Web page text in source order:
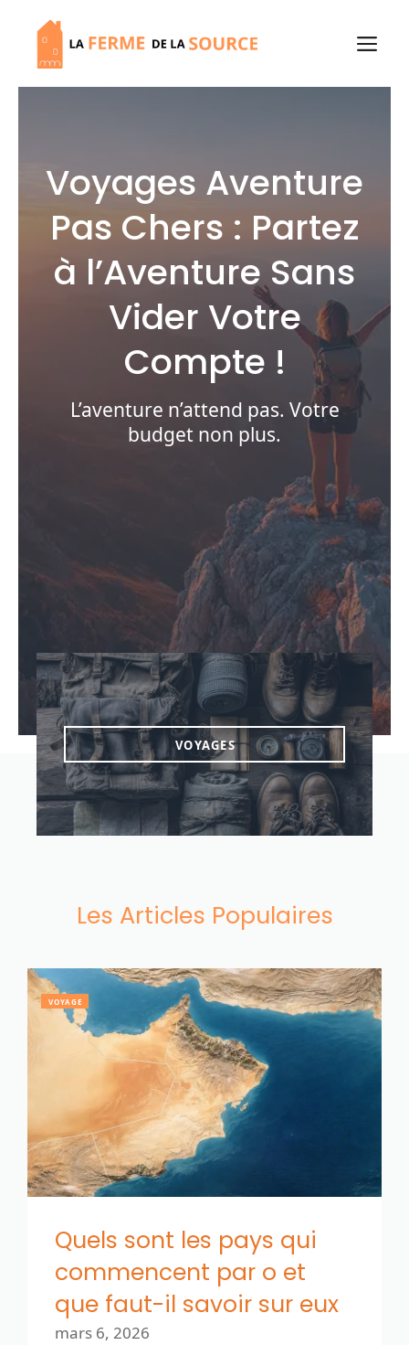
contenu
Voyages Aventure
Pas Chers : Partez
à l’Aventure Sans
Vider Votre
Compte !
L’aventure n’attend pas. Votre
budget non plus.
VOYAGES
Les Articles Populaires
VOYAGE
Quels sont les pays qui
commencent par o et
que faut-il savoir sur eux
mars 6, 2026